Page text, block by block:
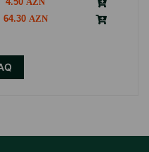
64.30